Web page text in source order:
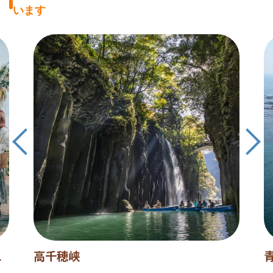
います
高千穂峡